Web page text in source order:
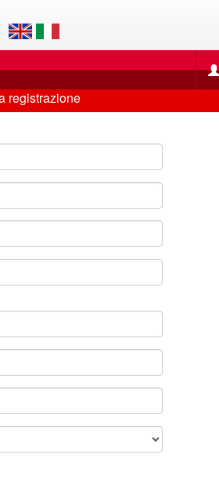
registrazione